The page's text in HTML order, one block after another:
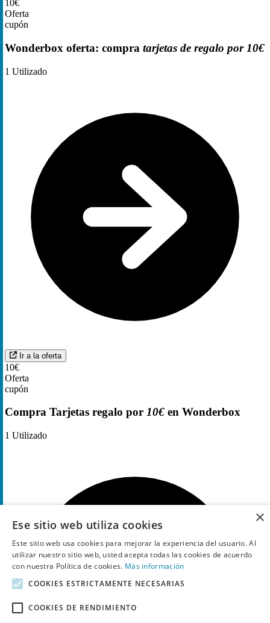
10€
Oferta
cupón
Wonderbox oferta: compra tarjetas de regalo por 10€
1 Utilizado
Ir a la oferta
10€
Oferta
cupón
Compra Tarjetas regalo por 10€ en Wonderbox
1 Utilizado
×
Ese sitio web utiliza cookies
Este sitio web usa cookies para mejorar la experiencia del usuario. Al
utilizar nuestro sitio web, usted acepta todas las cookies de acuerdo
con nuestra Política de cookies. Más información
COOKIES ESTRICTAMENTE NECESARIAS
COOKIES DE RENDIMIENTO